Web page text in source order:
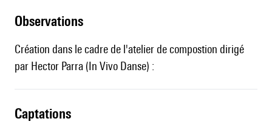
observations
Création dans le cadre de l'atelier de compostion dirigé
par Hector Parra (In Vivo Danse) :
captations